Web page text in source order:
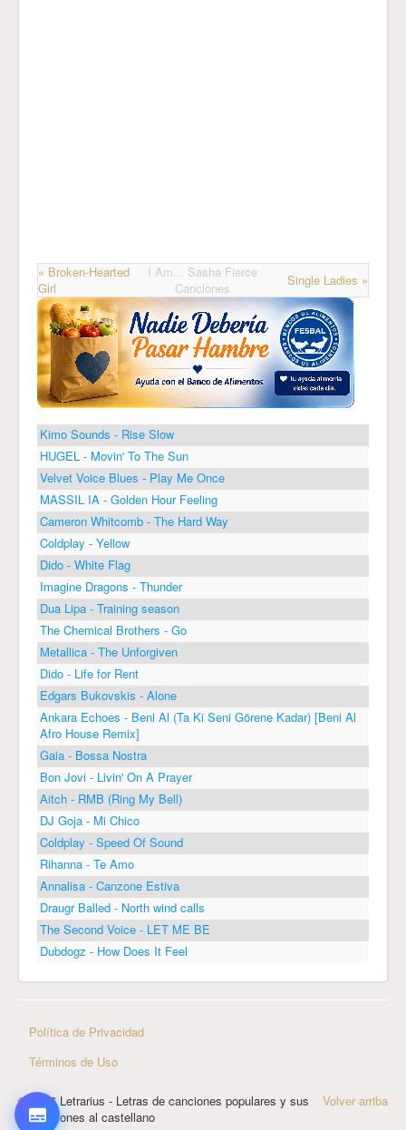
« Broken-Hearted
Girl
I Am... Sasha Fierce
Canciones
Single Ladies »
Kimo Sounds - Rise Slow
HUGEL - Movin' To The Sun
Velvet Voice Blues - Play Me Once
MASSIL IA - Golden Hour Feeling
Cameron Whitcomb - The Hard Way
Coldplay - Yellow
Dido - White Flag
Imagine Dragons - Thunder
Dua Lipa - Training season
The Chemical Brothers - Go
Metallica - The Unforgiven
Dido - Life for Rent
Edgars Bukovskis - Alone
Ankara Echoes - Beni Al (Ta Ki Seni Görene Kadar) [Beni Al
Afro House Remix]
Gaia - Bossa Nostra
Bon Jovi - Livin' On A Prayer
Aitch - RMB (Ring My Bell)
DJ Goja - Mi Chico
Coldplay - Speed Of Sound
Rihanna - Te Amo
Annalisa - Canzone Estiva
Draugr Balled - North wind calls
The Second Voice - LET ME BE
Dubdogz - How Does It Feel
Política de Privacidad
Términos de Uso
Volver arriba
© 2026 Letrarius - Letras de canciones populares y sus
traducciones al castellano